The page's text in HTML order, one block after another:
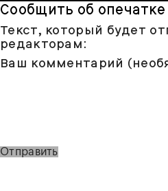
Сообщить об опечатке
Текст, который будет
редакторам:
Ваш комментарий
Отправить